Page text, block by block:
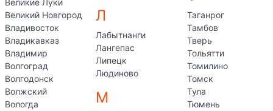
Великие Луки
Великий Новгород
Владивосток
Владикавказ
Владимир
Волгоград
Волгодонск
Волжский
Вологда
Л
Лабытнанги
Лангепас
Липецк
Людиново
М
Таганрог
Тамбов
Тверь
Тольятти
Томилино
Томск
Тула
Тюмень